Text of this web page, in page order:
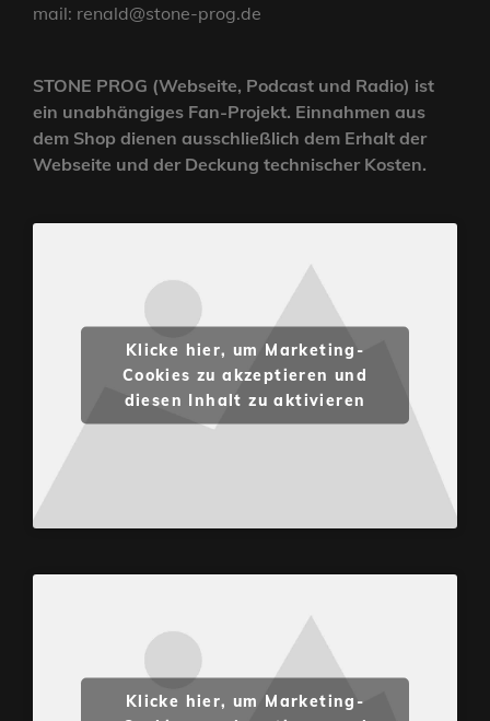
mail: renald@stone-prog.de
STONE PROG (Webseite, Podcast und Radio) ist
ein unabhängiges Fan-Projekt. Einnahmen aus
dem Shop dienen ausschließlich dem Erhalt der
Webseite und der Deckung technischer Kosten.
Klicke hier, um Marketing-
Cookies zu akzeptieren und
diesen Inhalt zu aktivieren
Klicke hier, um Marketing-